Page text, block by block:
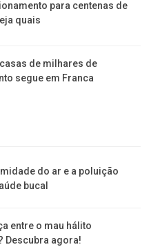
para centenas de
quais
de milhares de
segue em Franca
do ar e a poluição
bucal
entre o mau hálito
Descubra agora!